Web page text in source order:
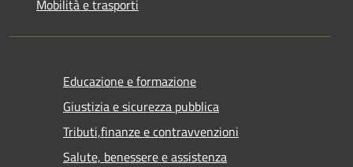
Mobilità e trasporti
Educazione e formazione
Giustizia e sicurezza pubblica
Tributi,finanze e contravvenzioni
Salute, benessere e assistenza